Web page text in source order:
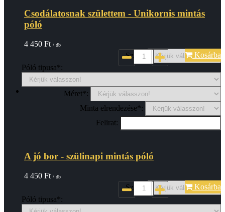
Csodálatosnak születtem - Unikornis mintás
póló
4 450 Ft / db
Szin*:
Póló tipusa*:
Méret*:
Minta elrendezése*:
Felirat:
Kosárba
A jó bor - szülinapi mintás póló
4 450 Ft / db
Szin*:
Póló tipusa*:
Kosárba